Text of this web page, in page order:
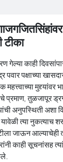
गेल्या काही
पवार पक्षाच्या
मुद्द्यांवर
प्रमाण, तुळजापूर
अनुपस्थिती अशा
त्या नुकत्याच
जाऊन आल्याचेही
काही सूचनांसह